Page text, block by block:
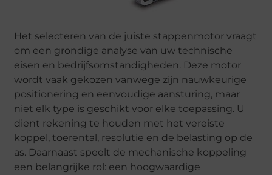
Het selecteren van de juiste stappenmotor vraagt
om een grondige analyse van uw technische
eisen en bedrijfsomstandigheden. Deze motor
wordt vaak gekozen vanwege zijn nauwkeurige
positionering en eenvoudige aansturing, maar
niet elk type is geschikt voor elke toepassing. U
dient rekening te houden met het vereiste
koppel, toerental, resolutie en de belasting op de
as. Daarnaast speelt de mechanische koppeling
een belangrijke rol: een hoogwaardige